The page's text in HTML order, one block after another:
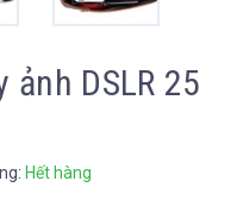
DSLR 25
Hết hàng